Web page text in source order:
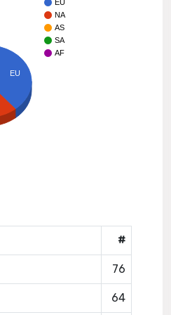
EU
NA
AS
SA
AF
EU
#
76
64